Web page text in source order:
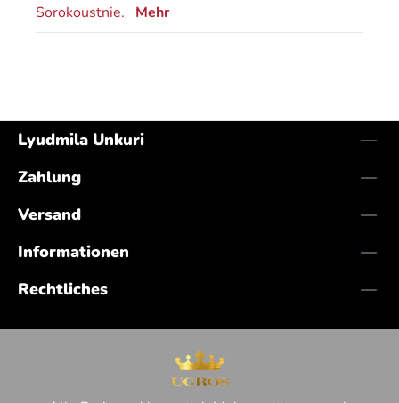
Sorokoustnie. Mehr
Lyudmila Unkuri
Zahlung
Versand
Informationen
Rechtliches